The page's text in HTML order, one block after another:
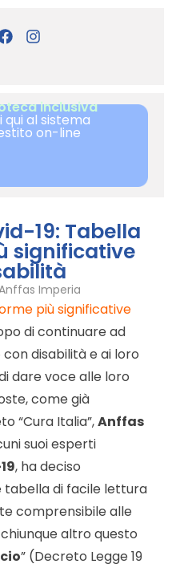
inclusiva
qui al sistema
on-line
19: Tabella
significative
Imperia
più significative
di continuare ad
disabilità e ai loro
dare voce alle loro
come già
“Cura Italia”,Anffas
suoi esperti
, ha deciso
tabella di facile lettura
comprensibile alle
altro questo
” (Decreto Legge 19